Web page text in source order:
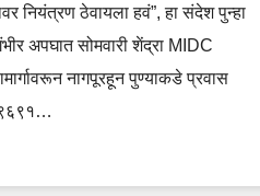
नियंत्रण ठेवायला हवं”, हा संदेश पुन्हा
अपघात सोमवारी शेंद्रा MIDC
नागपूरहून पुण्याकडे प्रवास
९६९१…